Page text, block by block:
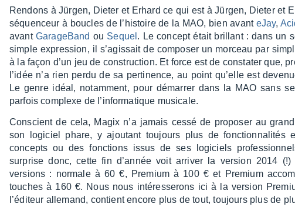
Rendons à Jürgen, Dieter et Erhard ce qui est à Jürgen, Dieter et
séquen­ceur à boucles de l’his­toire de la MAO, bien avant eJay,
avant Gara­ge­Band ou Sequel . Le concept était brillant : dans un
simple expres­sion, il s’agis­sait de compo­ser un morceau par
à la façon d’un jeu de construc­tion. Et force est de consta­ter que,
l’idée n’a rien perdu de sa perti­nence, au point qu’elle est
Le genre idéal, notam­ment, pour démar­rer dans la MAO sans
parfois complexe de l’in­for­ma­tique musi­cale.
Conscient de cela, Magix n’a jamais cessé de propo­ser au
son logi­ciel phare, y ajou­tant toujours plus de fonc­tion­na­li­tés
concepts ou des fonc­tions issus de ses logi­ciels
surprise donc, cette fin d’an­née voit arri­ver la version 2014
versions : normale à 60 €, Premium à 100 € et Premium
touches à 160 €. Nous nous inté­res­se­rons ici à la version
l’édi­teur alle­mand, contient encore plus de tout, toujours plus de